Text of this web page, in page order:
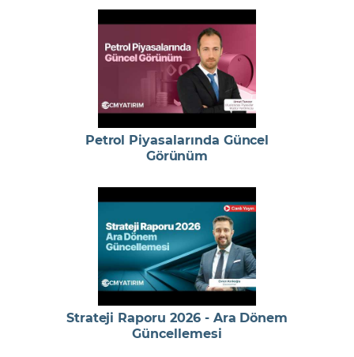
Petrol Piyasalarında Güncel
Görünüm
Strateji Raporu 2026 - Ara Dönem
Güncellemesi